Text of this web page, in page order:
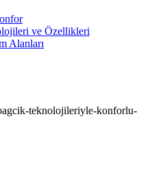
ve Özellikleri
Alanları
teknolojileriyle-konforlu-